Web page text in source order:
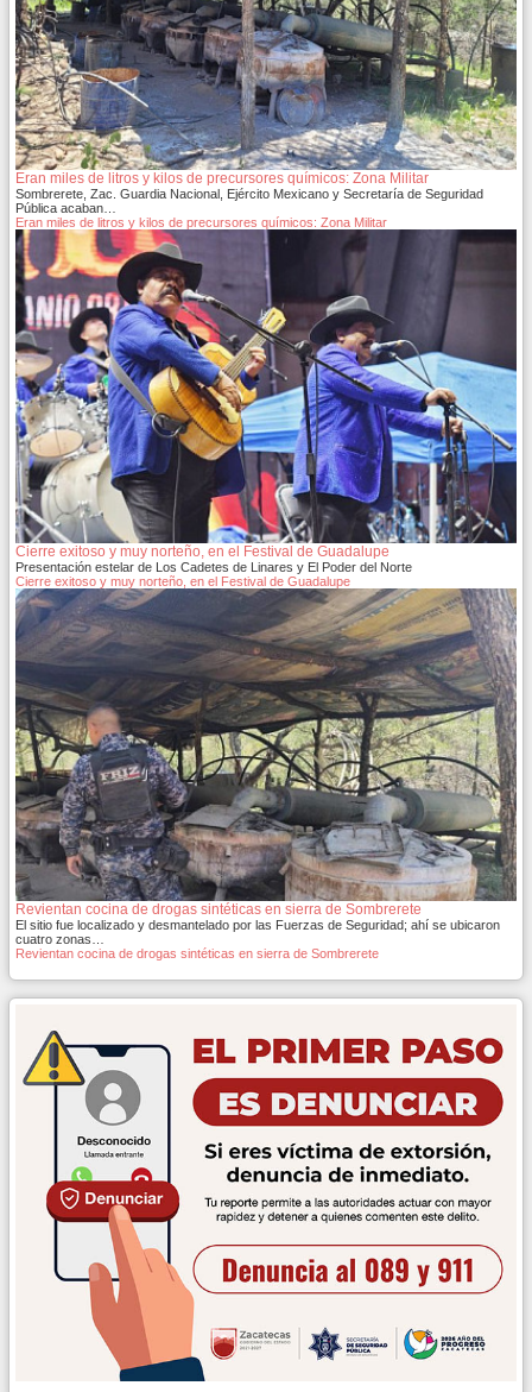
Eran miles de litros y kilos de precursores químicos: Zona Militar
Sombrerete, Zac. Guardia Nacional, Ejército Mexicano y Secretaría de Seguridad
Pública acaban…
Eran miles de litros y kilos de precursores químicos: Zona Militar
Cierre exitoso y muy norteño, en el Festival de Guadalupe
Presentación estelar de Los Cadetes de Linares y El Poder del Norte
Cierre exitoso y muy norteño, en el Festival de Guadalupe
Revientan cocina de drogas sintéticas en sierra de Sombrerete
El sitio fue localizado y desmantelado por las Fuerzas de Seguridad; ahí se ubicaron
cuatro zonas…
Revientan cocina de drogas sintéticas en sierra de Sombrerete